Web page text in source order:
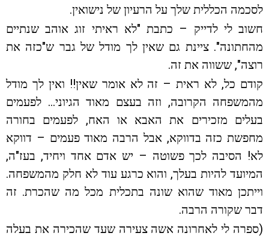
לסכמה הכללית שלך על הרעיון של נישואין.
חשוב לי לדייק – כתבת "לא ראיתי זוג אוהב שנתיים
מהחתונה". ציינת גם שאין לך מודל של גבר ש"כזה את
רוצה", ששווה את זה.
קודם כל, לא ראית – זה לא אומר שאין!! ואין לך מודל
מהמשפחה הקרובה, וזה בעצם מאוד הגיוני… לפעמים
בעלים מזכירים את האבא או האח, לפעמים בחורה
מחפשת כזה בדווקא, אבל הרבה מאוד פעמים – דווקא
לא! הסיבה לכך פשוטה – יש אדם אחד ויחיד, בעז"ה,
המיועד להיות בעלך, והוא כרגע עוד לא חלק מהמשפחה.
וייתכן מאוד שהוא שונה בתכלית מכל מה שהכרת. זה
דבר שקורה הרבה.
(ספרה לי לאחרונה אשה צעירה שעד שהכירה את בעלה